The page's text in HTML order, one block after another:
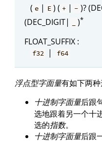
( e | E ) ( + | - )?
(DEC_DIGIT|
)*
FLOAT_SUFFIX :
f32 | f64
浮点型字面量有如下两种
十进制字面量后跟
选地跟着另一个十
选的指数。
十进制字面量后跟